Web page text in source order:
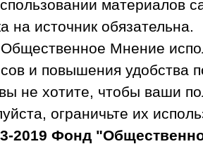
материалов
на источник обязательна.
Мнение
и повышения удобства
не хотите, чтобы ваши
ограничьте их
2019 Фонд